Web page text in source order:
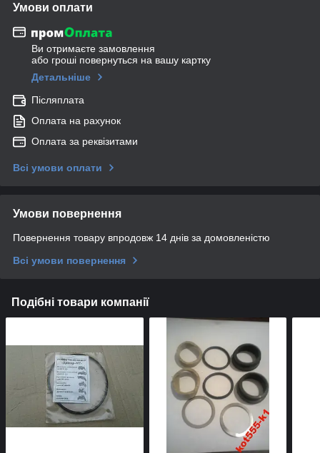
Умови оплати
Ви отримаєте замовлення
або гроші повернуться на вашу картку
Детальніше
Післяплата
Оплата на рахунок
Оплата за реквізитами
Всі умови оплати
Умови повернення
Повернення товару впродовж 14 днів за домовленістю
Всі умови повернення
Подібні товари компанії